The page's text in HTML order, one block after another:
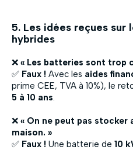
5. Les idées reçues sur
hybrides
❌ « Les batteries sont trop
✅ Faux ! Avec les aides
prime CEE, TVA à 10%), le
5 à 10 ans.
❌ « On ne peut pas stocker
maison. »
✅ Faux ! Une batterie de 10